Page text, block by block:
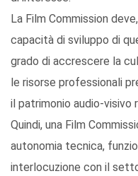
La Film Commission
capacità di sviluppo di
grado di accrescere la
le risorse professionali
il patrimonio audio-visivo
Quindi, una Film
autonomia tecnica,
interlocuzione con il